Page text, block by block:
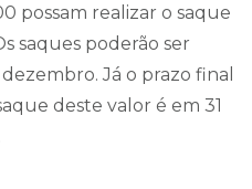
possam realizar o saque
saques poderão ser
Já o prazo final
deste valor é em 31